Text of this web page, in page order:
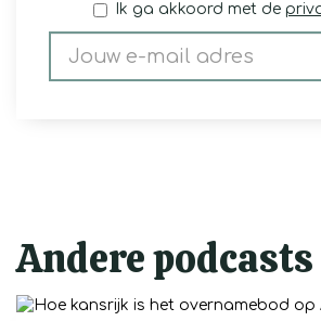
Ik ga akkoord met de
Andere podcasts